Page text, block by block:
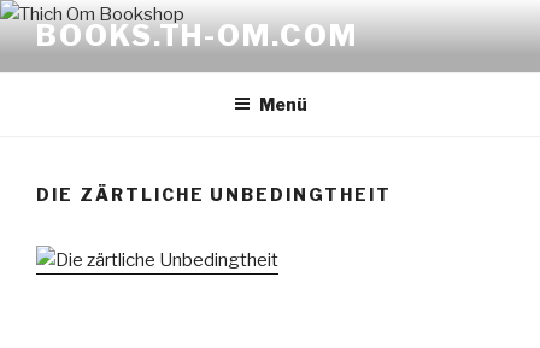
Zum
Inhalt
springen
BOOKS.TH-OM.COM
Menü
DIE ZÄRTLICHE UNBEDINGTHEIT